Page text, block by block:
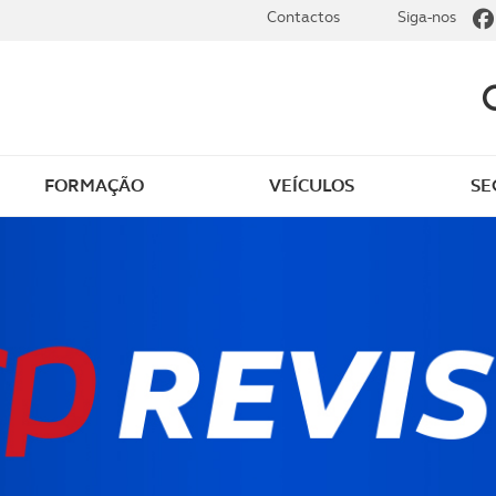
Golfe
Revista ACP Edição
impressa
FORMAÇÃO VEÍCULOS
Contactos Siga-nos